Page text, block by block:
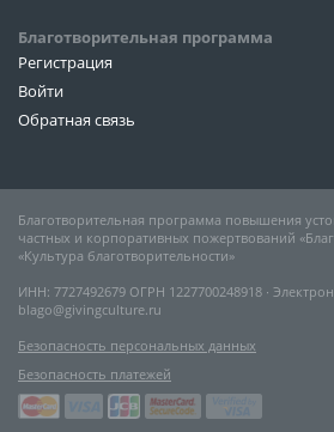
Благотворительная программа
Регистрация
Войти
Обратная связь
Благотворительная программа повышения
частных и корпоративных пожертвований
«Культура благотворительности»
ИНН: 7727492679 ОГРН 1227700248918 ∙
blago@givingculture.ru
Безопасность персональных данных
Безопасность платежей